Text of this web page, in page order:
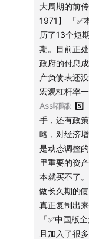
22:45挤兑黄金
番外：桥水全天
钱恩平与
全天候策
难在落地
青出于蓝
36:00自己DIY
《帝国黄昏》第
一般是由追求
动物性：追求
一旦私人部门
差，进入辜
化。
如果社会普
人，政府充当
如当下的我国。
「✅私人部门
动物性：行动
1）政府部门的
第一，花的总
第二，在经济
经济（逆周
以税收为主的
大周期的前
1971】 「✅
历了13个短
期。目前正
政府的付息
产负债表还
宏观杠杆率
Ass嘟嘟: 5️⃣
手，还有政
略，对经济
是动态调整
里重要的资
本就买不了
做长久期的
真正复制出
「✅中国版
且加入了很